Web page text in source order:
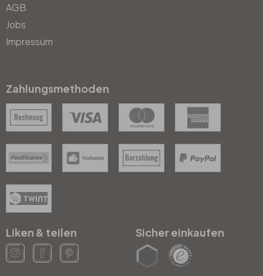
AGB
Jobs
Impressum
Zahlungsmethoden
Liken & teilen Sicher einkaufen